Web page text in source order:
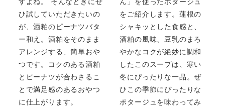
ひ試していただきたいの
が、酒粕のピーナツバタ
ー和え。酒粕をそのまま
アレンジする、簡単おや
つです。コクのある酒粕
とピーナツが合わさるこ
とで満足感のあるおやつ
に仕上がります。
をご紹介します。蓮根の
シャキッとした食感と、
酒粕の風味、豆乳のまろ
やかなコクが絶妙に調和
したこのスープは、寒い
冬にぴったりな一品。ぜ
ひこの季節にぴったりな
ポタージュを味わってみ